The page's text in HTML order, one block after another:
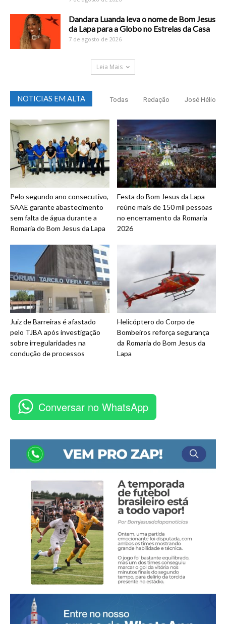
Dandara Luanda leva o nome de Bom Jesus
da Lapa para a Globo no Estrelas da Casa
7 de agosto de 2026
Leia Mais
NOTICIAS EM ALTA Todas Redação José Hélio
Pelo segundo ano consecutivo,
SAAE garante abastecimento
sem falta de água durante a
Romaria do Bom Jesus da Lapa
Festa do Bom Jesus da Lapa
reúne mais de 150 mil pessoas
no encerramento da Romaria
2026
Juiz de Barreiras é afastado
pelo TJBA após investigação
sobre irregularidades na
condução de processos
Helicóptero do Corpo de
Bombeiros reforça segurança
da Romaria do Bom Jesus da
Lapa
Conversar no WhatsApp